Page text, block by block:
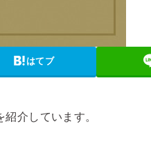
はてブ
介しています。